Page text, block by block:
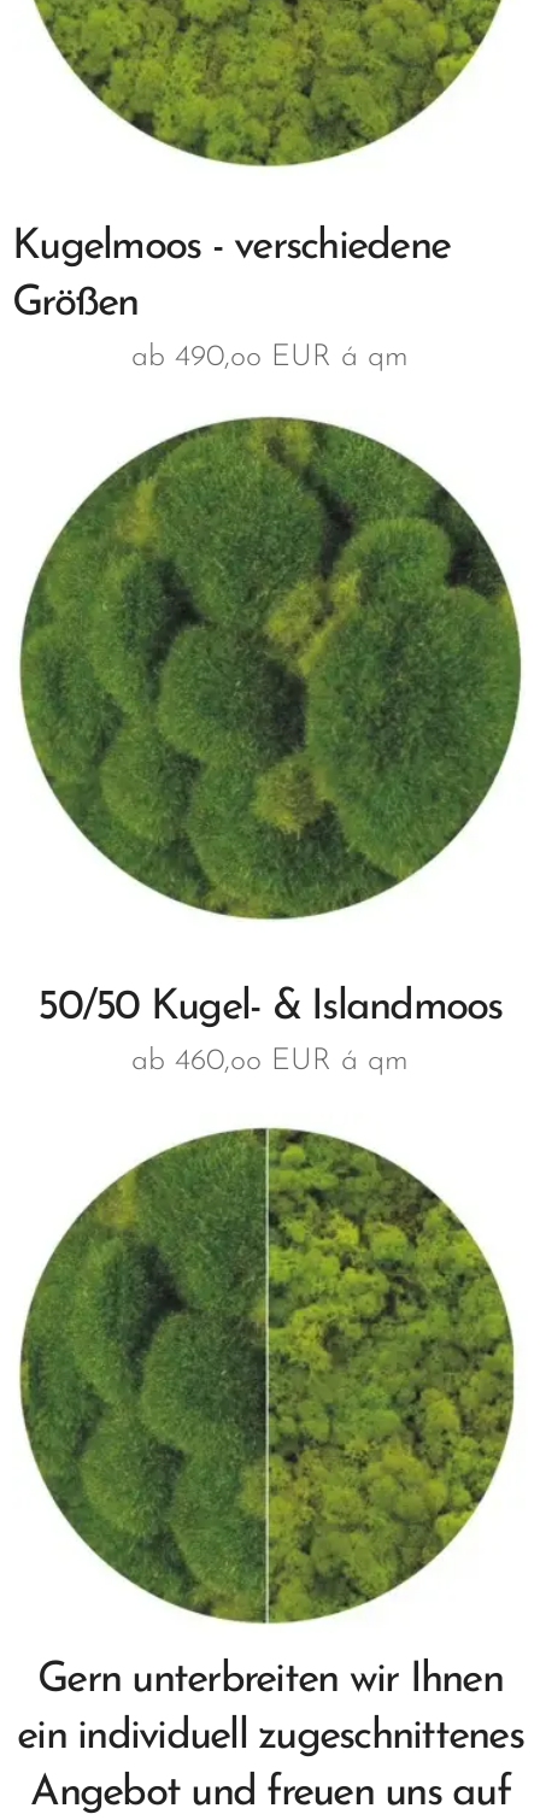
Kugelmoos - verschiedene
Größen
ab 490,oo EUR á qm
50/50 Kugel- & Islandmoos
ab 460,oo EUR á qm
Gern unterbreiten wir Ihnen
ein individuell zugeschnittenes
Angebot und freuen uns auf